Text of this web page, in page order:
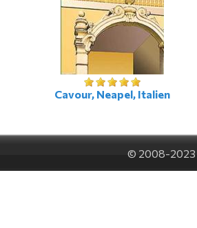
Cavour, Neapel, Italien
© 2008-2023